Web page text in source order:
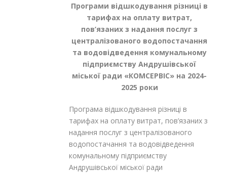
Програми відшкодування різниці в
тарифах на оплату витрат,
пов’язаних з надання послуг з
централізованого водопостачання
та водовідведення комунальному
підприємству Андрушівської
міської ради «КОМСЕРВІС» на 2024-
2025 роки
Програма відшкодування різниці в
тарифах на оплату витрат, пов’язаних з
надання послуг з централізованого
водопостачання та водовідведення
комунальному підприємству
Андрушівської міської ради